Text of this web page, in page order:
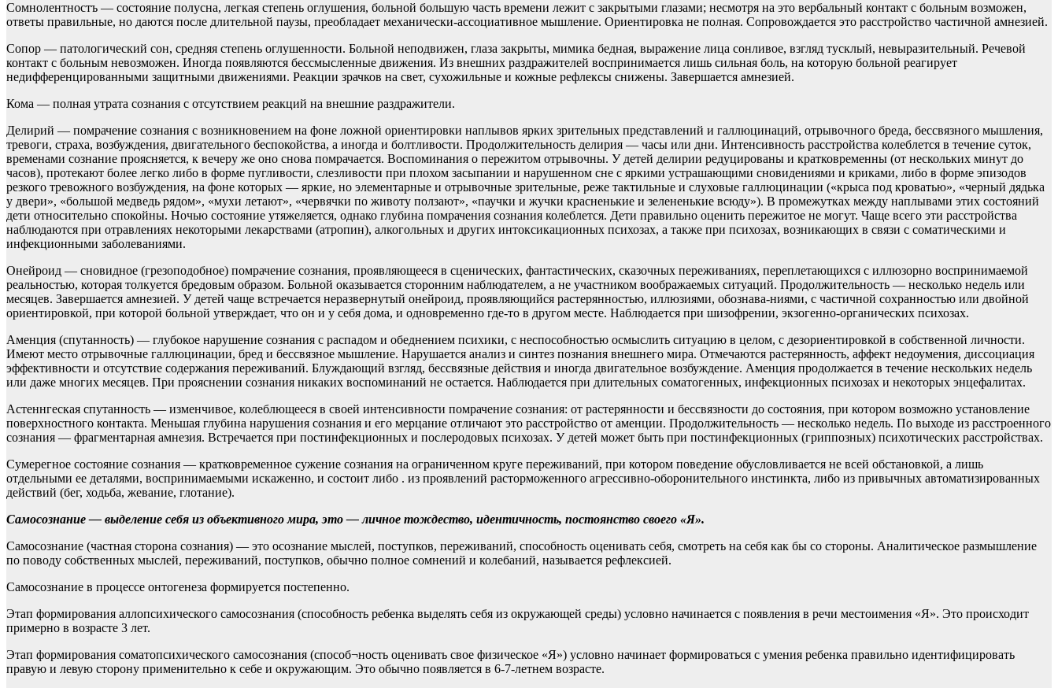
Сомнолентностъ — состояние полусна, легкая степень оглушения, больной большую часть времени лежит с закрытыми глазами; несмотря на это вербальный контакт с больным возможен,
ответы правильные, но даются после длительной паузы, преобладает механически-ассоциативное мышление. Ориентировка не полная. Сопровождается это расстройство частичной амнезией.
Сопор — патологический сон, средняя степень оглушенности. Больной неподвижен, глаза закрыты, мимика бедная, выражение лица сонливое, взгляд тусклый, невыразительный. Речевой
контакт с больным невозможен. Иногда появляются бессмысленные движения. Из внешних раздражителей воспринимается лишь сильная боль, на которую больной реагирует
недифференцированными защитными движениями. Реакции зрачков на свет, сухожильные и кожные рефлексы снижены. Завершается амнезией.
Кома — полная утрата сознания с отсутствием реакций на внешние раздражители.
Делирий — помрачение сознания с возникновением на фоне ложной ориентировки наплывов ярких зрительных представлений и галлюцинаций, отрывочного бреда, бессвязного мышления,
тревоги, страха, возбуждения, двигательного беспокойства, а иногда и болтливости. Продолжительность делирия — часы или дни. Интенсивность расстройства колеблется в течение суток,
временами сознание проясняется, к вечеру же оно снова помрачается. Воспоминания о пережитом отрывочны. У детей делирии редуцированы и кратковременны (от нескольких минут до
часов), протекают более легко либо в форме пугливости, слезливости при плохом засыпании и нарушенном сне с яркими устрашающими сновидениями и криками, либо в форме эпизодов
резкого тревожного возбуждения, на фоне которых — яркие, но элементарные и отрывочные зрительные, реже тактильные и слуховые галлюцинации («крыса под кроватью», «черный дядька
у двери», «большой медведь рядом», «мухи летают», «червячки по животу ползают», «паучки и жучки красненькие и зелененькие всюду»). В промежутках между наплывами этих состояний
дети относительно спокойны. Ночью состояние утяжеляется, однако глубина помрачения сознания колеблется. Дети правильно оценить пережитое не могут. Чаще всего эти расстройства
наблюдаются при отравлениях некоторыми лекарствами (атропин), алкогольных и других интоксикационных психозах, а также при психозах, возникающих в связи с соматическими и
инфекционными заболеваниями.
Онейроид — сновидное (грезоподобное) помрачение сознания, проявляющееся в сценических, фантастических, сказочных переживаниях, переплетающихся с иллюзорно воспринимаемой
реальностью, которая толкуется бредовым образом. Больной оказывается сторонним наблюдателем, а не участником воображаемых ситуаций. Продолжительность — несколько недель или
месяцев. Завершается амнезией. У детей чаще встречается неразвернутый онейроид, проявляющийся растерянностью, иллюзиями, обознава-ниями, с частичной сохранностью или двойной
ориентировкой, при которой больной утверждает, что он и у себя дома, и одновременно где-то в другом месте. Наблюдается при шизофрении, экзогенно-органических психозах.
Аменция (спутанность) — глубокое нарушение сознания с распадом и обеднением психики, с неспособностью осмыслить ситуацию в целом, с дезориентировкой в собственной личности.
Имеют место отрывочные галлюцинации, бред и бессвязное мышление. Нарушается анализ и синтез познания внешнего мира. Отмечаются растерянность, аффект недоумения, диссоциация
эффективности и отсутствие содержания переживаний. Блуждающий взгляд, бессвязные действия и иногда двигательное возбуждение. Аменция продолжается в течение нескольких недель
или даже многих месяцев. При прояснении сознания никаких воспоминаний не остается. Наблюдается при длительных соматогенных, инфекционных психозах и некоторых энцефалитах.
Астеннгеская спутанность — изменчивое, колеблющееся в своей интенсивности помрачение сознания: от растерянности и бессвязности до состояния, при котором возможно установление
поверхностного контакта. Меньшая глубина нарушения сознания и его мерцание отличают это расстройство от аменции. Продолжительность — несколько недель. По выходе из расстроенного
сознания — фрагментарная амнезия. Встречается при постинфекционных и послеродовых психозах. У детей может быть при постинфекционных (гриппозных) психотических расстройствах.
Сумерегное состояние сознания — кратковременное сужение сознания на ограниченном круге переживаний, при котором поведение обусловливается не всей обстановкой, а лишь
отдельными ее деталями, воспринимаемыми искаженно, и состоит либо . из проявлений расторможенного агрессивно-оборонительного инстинкта, либо из привычных автоматизированных
действий (бег, ходьба, жевание, глотание).
Самосознание — выделение себя из объективного мира, это — личное тождество, идентичность, постоянство своего «Я».
Самосознание (частная сторона сознания) — это осознание мыслей, поступков, переживаний, способность оценивать себя, смотреть на себя как бы со стороны. Аналитическое размышление
по поводу собственных мыслей, переживаний, поступков, обычно полное сомнений и колебаний, называется рефлексией.
Самосознание в процессе онтогенеза формируется постепенно.
Этап формирования аллопсихического самосознания (способность ребенка выделять себя из окружающей среды) условно начинается с появления в речи местоимения «Я». Это происходит
примерно в возрасте 3 лет.
Этап формирования соматопсихического самосознания (способ¬ность оценивать свое физическое «Я») условно начинает формироваться с умения ребенка правильно идентифицировать
правую и левую сторону применительно к себе и окружающим. Это обычно появляется в 6-7-летнем возрасте.